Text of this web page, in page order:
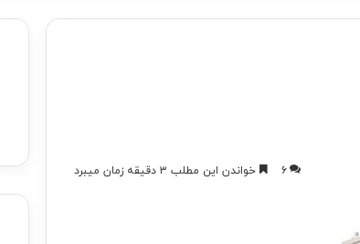
۶ خواندن این مطلب ۳ دقیقه زمان میبرد